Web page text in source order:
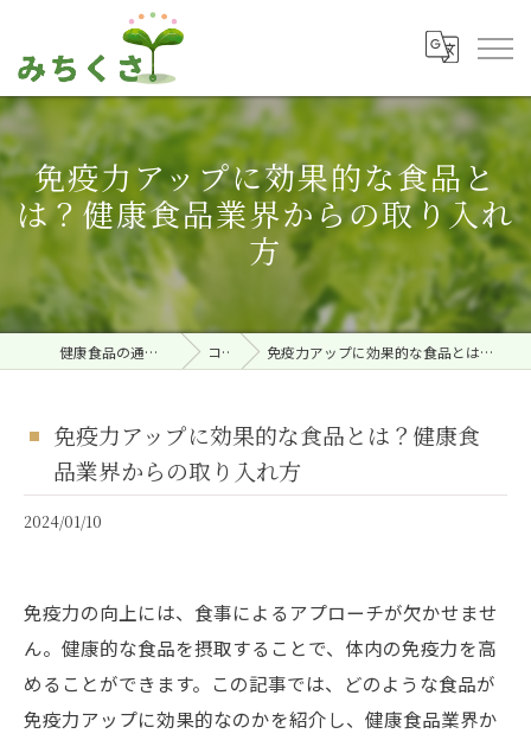
免疫力アップに効果的な食品と
は？健康食品業界からの取り入れ
方
健康食品の通販ならみちくさ。 コラム 免疫力アップに効果的な食品とは？健康食品業界からの取り入れ方
免疫力アップに効果的な食品とは？健康食
品業界からの取り入れ方
2024/01/10
免疫力の向上には、食事によるアプローチが欠かせませ
ん。健康的な食品を摂取することで、体内の免疫力を高
めることができます。この記事では、どのような食品が
免疫力アップに効果的なのかを紹介し、健康食品業界か